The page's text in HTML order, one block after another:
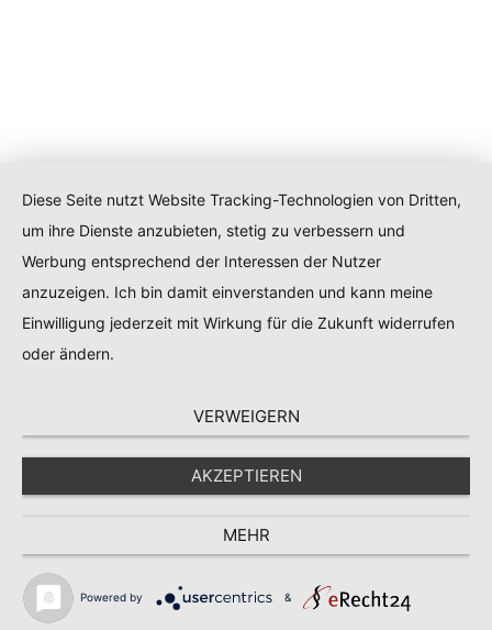
Diese Seite nutzt Website Tracking-Technologien von Dritten,
um ihre Dienste anzubieten, stetig zu verbessern und
Werbung entsprechend der Interessen der Nutzer
anzuzeigen. Ich bin damit einverstanden und kann meine
Einwilligung jederzeit mit Wirkung für die Zukunft widerrufen
oder ändern.
VERWEIGERN
AKZEPTIEREN
MEHR
Powered by &